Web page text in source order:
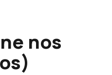
nos